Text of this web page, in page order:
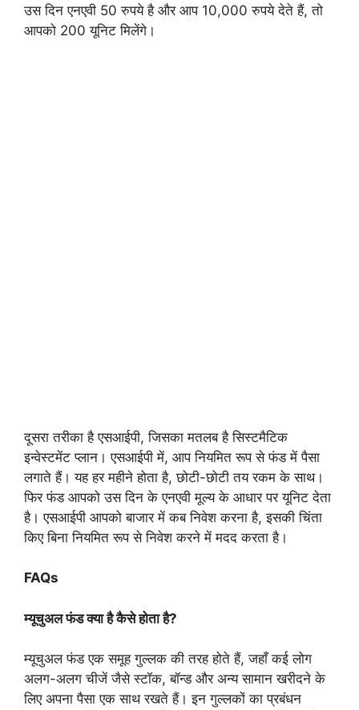
उस दिन एनएवी 50 रुपये है और आप 10,000 रुपये देते हैं, तो
आपको 200 यूनिट मिलेंगे।
दूसरा तरीका है एसआईपी, जिसका मतलब है सिस्टमैटिक
इन्वेस्टमेंट प्लान। एसआईपी में, आप नियमित रूप से फंड में पैसा
लगाते हैं। यह हर महीने होता है, छोटी-छोटी तय रकम के साथ।
फिर फंड आपको उस दिन के एनएवी मूल्य के आधार पर यूनिट देता
है। एसआईपी आपको बाजार में कब निवेश करना है, इसकी चिंता
किए बिना नियमित रूप से निवेश करने में मदद करता है।
FAQs
म्यूचुअल फंड क्या है कैसे होता है?
म्यूचुअल फंड एक समूह गुल्लक की तरह होते हैं, जहाँ कई लोग
अलग-अलग चीजें जैसे स्टॉक, बॉन्ड और अन्य सामान खरीदने के
लिए अपना पैसा एक साथ रखते हैं। इन गुल्लकों का प्रबंधन